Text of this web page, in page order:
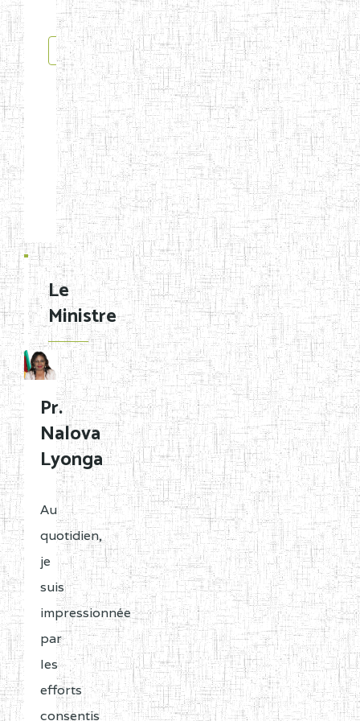
3
4
5
6
7
Le
Ministre
Pr.
Nalova
Lyonga
Au
quotidien,
je
suis
impressionnée
par
les
efforts
consentis